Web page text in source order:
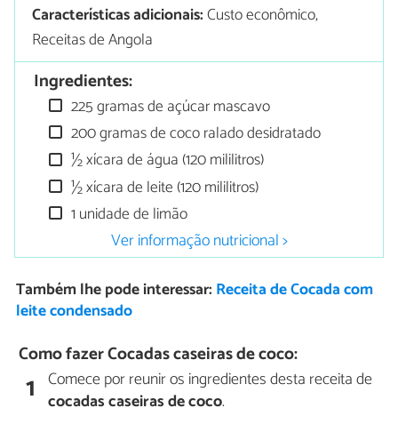
Características adicionais:Custo econômico,
Receitas de Angola
Ingredientes:
225 gramas de açúcar mascavo
200 gramas de coco ralado desidratado
½ xícara de água (120 mililitros)
½ xícara de leite (120 mililitros)
1 unidade de limão
Ver informação nutricional >
Também lhe pode interessar: Receita de Cocada com
leite condensado
Como fazer Cocadas caseiras de coco:
1 Comece por reunir os ingredientes desta receita de
cocadas caseiras de coco.